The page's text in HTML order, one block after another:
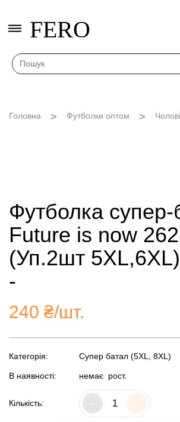
FERO
Головна Футболки оптом
Футболка супер-
Future is now
(Уп.2шт
-
240 ₴/шт.
Категорія: Супер батал (5XL, 8XL)
В наявності: немає рост.
Кількість: